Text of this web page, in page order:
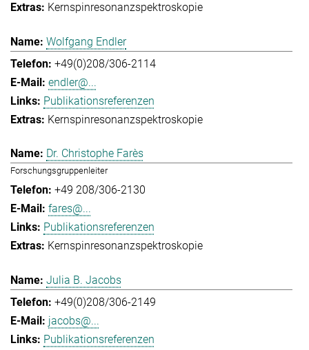
Kernspinresonanzspektroskopie
Wolfgang Endler
+49(0)208/306-2114
endler@...
Publikationsreferenzen
Kernspinresonanzspektroskopie
Dr. Christophe Farès
Forschungsgruppenleiter
+49 208/306-2130
fares@...
Publikationsreferenzen
Kernspinresonanzspektroskopie
Julia B. Jacobs
+49(0)208/306-2149
jacobs@...
Publikationsreferenzen